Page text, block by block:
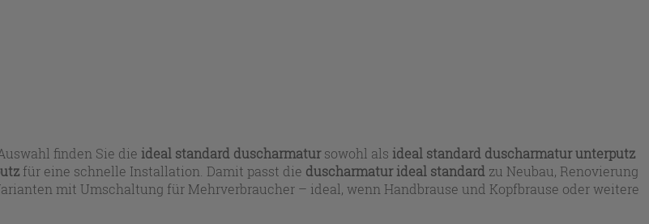
finden Sie die ideal standard duscharmatursowohl als ideal standard duscharmatur unterputz
für eine schnelle Installation. Damit passt die duscharmatur ideal standard zu Neubau, Renovierung
mit Umschaltung für Mehrverbraucher – ideal, wenn Handbrause und Kopfbrause oder weitere